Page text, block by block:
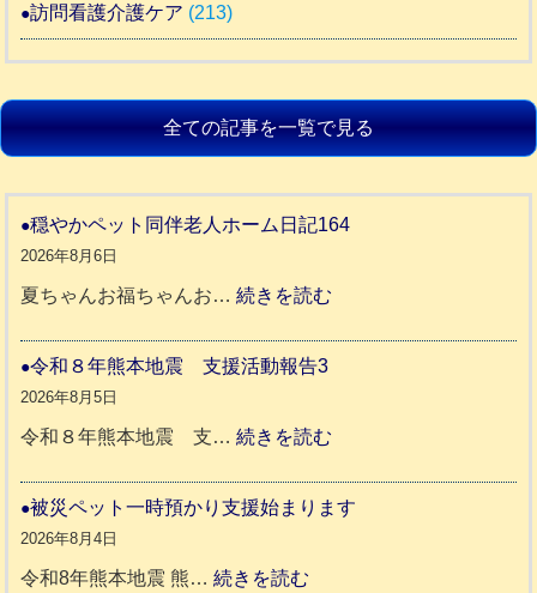
訪問看護介護ケア (213)
全ての記事を一覧で見る
穏やかペット同伴老人ホーム日記164
2026年8月6日
夏ちゃんお福ちゃんお…続きを読む
ト
令和８年熊本地震 支援活動報告3
2026年8月5日
令和８年熊本地震 支…続きを読む
和
被災ペット一時預かり支援始まります
2026年8月4日
令和8年熊本地震 熊…続きを読む